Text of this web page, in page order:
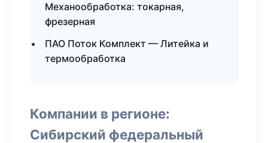
Механообработка: токарная,
фрезерная
ПАО Поток Комплект — Литейка и
термообработка
Компании в регионе:
Сибирский федеральный